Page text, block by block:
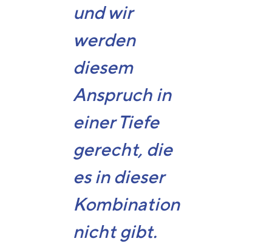
und wir
werden
diesem
Anspruch in
einer Tiefe
gerecht, die
es in dieser
Kombination
nicht gibt.